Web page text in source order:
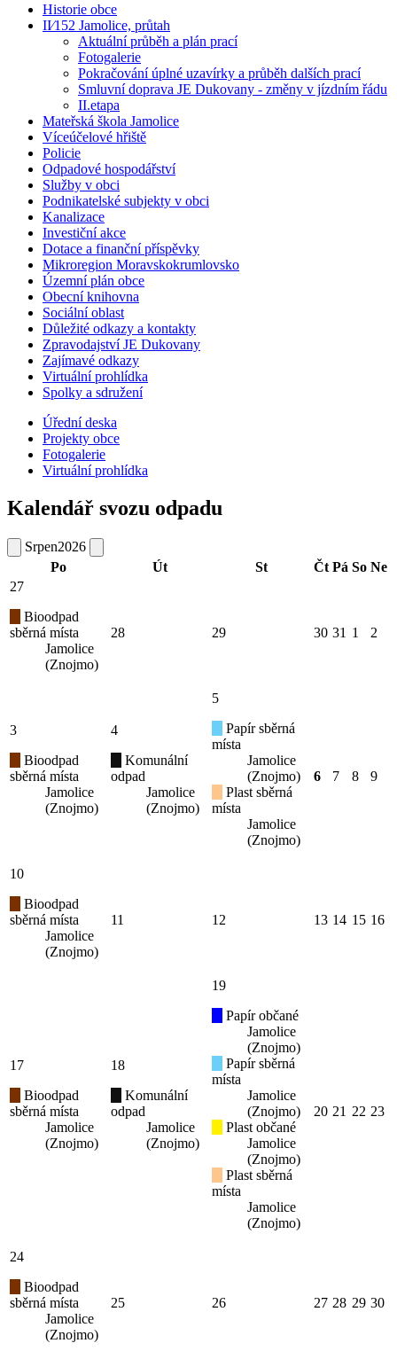
Historie obce
II⁄152 Jamolice, průtah
Aktuální průběh a plán prací
Fotogalerie
Pokračování úplné uzavírky a průběh dalších prací
Smluvní doprava JE Dukovany - změny v jízdním řádu
II.etapa
Mateřská škola Jamolice
Víceúčelové hřiště
Policie
Odpadové hospodářství
Služby v obci
Podnikatelské subjekty v obci
Kanalizace
Investiční akce
Dotace a finanční příspěvky
Mikroregion Moravskokrumlovsko
Územní plán obce
Obecní knihovna
Sociální oblast
Důležité odkazy a kontakty
Zpravodajství JE Dukovany
Zajímavé odkazy
Virtuální prohlídka
Spolky a sdružení
Úřední deska
Projekty obce
Fotogalerie
Virtuální prohlídka
Kalendář svozu odpadu
Srpen2026
Po
Út St Čt Pá So Ne
27
Bioodpad
sběrná místa
Jamolice
(Znojmo)
28 29 30 31 1 2
3
Bioodpad
sběrná místa
Jamolice
(Znojmo)
4
Komunální
odpad
Jamolice
(Znojmo)
5
Papír sběrná
místa
Jamolice
(Znojmo)
Plast sběrná
místa
Jamolice
(Znojmo)
6 7 8 9
10
Bioodpad
sběrná místa
Jamolice
(Znojmo)
11 12 13 14 15 16
17
Bioodpad
sběrná místa
Jamolice
(Znojmo)
18
Komunální
odpad
Jamolice
(Znojmo)
19
Papír občané
Jamolice
(Znojmo)
Papír sběrná
místa
Jamolice
(Znojmo)
Plast občané
Jamolice
(Znojmo)
Plast sběrná
místa
Jamolice
(Znojmo)
20 21 22 23
24
Bioodpad
sběrná místa
Jamolice
(Znojmo)
25 26 27 28 29 30